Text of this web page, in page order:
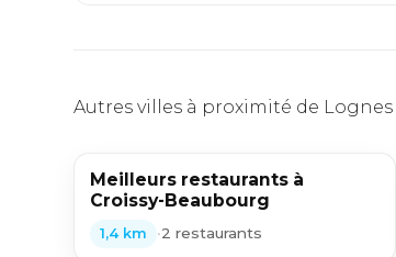
Autres villes à proximité de Lognes
Meilleurs restaurants à
Croissy-Beaubourg
1,4 km •2 restaurants